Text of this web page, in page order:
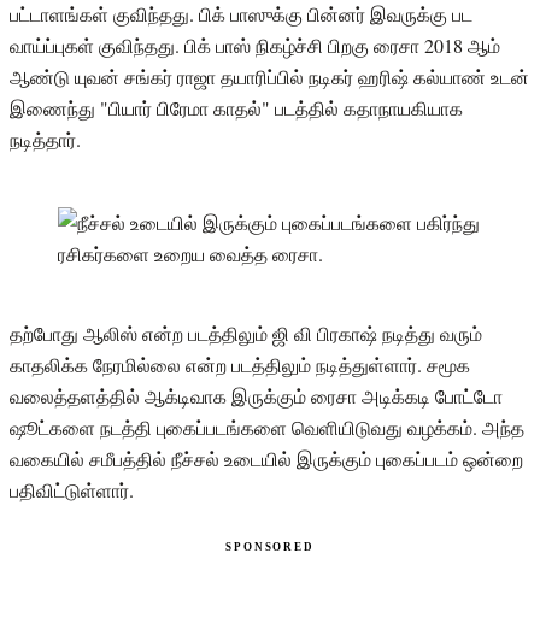
பட்டாளங்கள் குவிந்தது. பிக் பாஸுக்கு பின்னர் இவருக்கு பட
வாய்ப்புகள் குவிந்தது. பிக் பாஸ் நிகழ்ச்சி பிறகு ரைசா 2018 ஆம்
ஆண்டு யுவன் சங்கர் ராஜா தயாரிப்பில் நடிகர் ஹரிஷ் கல்யாண் உடன்
இணைந்து "பியார் பிரேமா காதல்" படத்தில் கதாநாயகியாக
நடித்தார்.
தற்போது ஆலிஸ் என்ற படத்திலும் ஜி வி பிரகாஷ் நடித்து வரும்
காதலிக்க நேரமில்லை என்ற படத்திலும் நடித்துள்ளார். சமூக
வலைத்தளத்தில் ஆக்டிவாக இருக்கும் ரைசா அடிக்கடி போட்டோ
ஷூட்களை நடத்தி புகைப்படங்களை வெளியிடுவது வழக்கம். அந்த
வகையில் சமீபத்தில் நீச்சல் உடையில் இருக்கும் புகைப்படம் ஒன்றை
பதிவிட்டுள்ளார்.